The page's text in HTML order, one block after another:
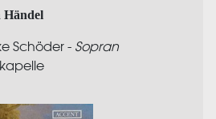
Händel
Schöder - Sopran